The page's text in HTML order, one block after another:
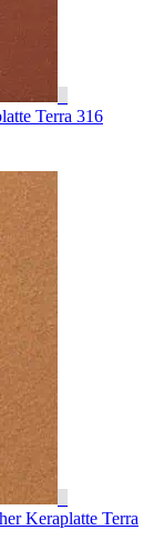
Terra 316
Keraplatte Terra